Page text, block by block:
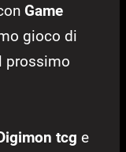
Game
gioco di
prossimo
tcg e